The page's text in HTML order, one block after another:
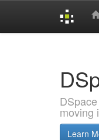
moving
Learn